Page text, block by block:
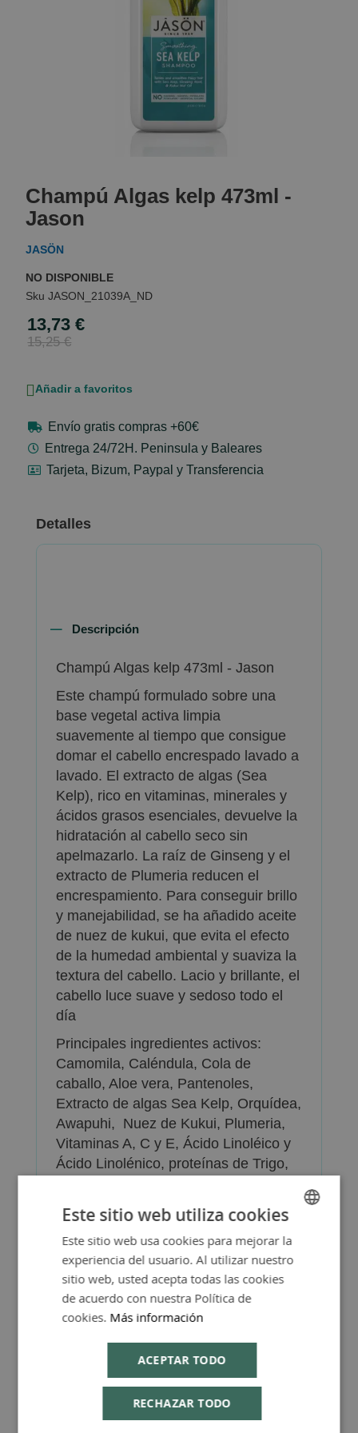
the
beginning
of
the
gallery
Champú Algas kelp 473ml -
Jason
JASÖN
NO DISPONIBLE
JASON_21039A_ND
Special
Price
13,73 €
15,25 €
Añadir a favoritos
Envío gratis compras +60€
Entrega 24/72H. Peninsula y Baleares
Tarjeta, Bizum, Paypal y Transferencia
Detalles
Descripción
Champú Algas kelp 473ml - Jason
Este champú formulado sobre una
base vegetal activa limpia
suavemente al tiempo que consigue
domar el cabello encrespado lavado a
lavado. El extracto de algas (Sea
Kelp), rico en vitaminas, minerales y
ácidos grasos esenciales, devuelve la
hidratación al cabello seco sin
apelmazarlo. La raíz de Ginseng y el
extracto de Plumeria reducen el
encrespamiento. Para conseguir brillo
y manejabilidad, se ha añadido aceite
de nuez de kukui, que evita el efecto
de la humedad ambiental y suaviza la
textura del cabello. Lacio y brillante, el
cabello luce suave y sedoso todo el
día
Principales ingredientes activos:
Camomila, Caléndula, Cola de
caballo, Aloe vera, Pantenoles,
Extracto de algas Sea Kelp, Orquídea,
Awapuhi, Nuez de Kukui, Plumeria,
Vitaminas A, C y E, Ácido Linoléico y
Ácido Linolénico, proteínas de Trigo,
Sin parabenos, sin SLS, sin ftalatos.
Más Información
FAQ - Preguntas y Respuestas
SPANISH
ENGLISH
Este sitio web utiliza cookies
Este sitio web usa cookies para mejorar la
experiencia del usuario. Al utilizar nuestro
sitio web, usted acepta todas las cookies
de acuerdo con nuestra Política de
cookies. Más información
ACEPTAR TODO
RECHAZAR TODO